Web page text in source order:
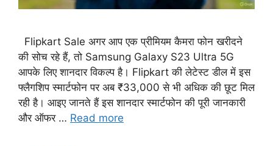
Flipkart Sale अगर आप एक प्रीमियम कैमरा फोन खरीदने
की सोच रहे हैं, तो Samsung Galaxy S23 Ultra 5G
आपके लिए शानदार विकल्प है। Flipkart की लेटेस्ट डील में इस
फ्लैगशिप स्मार्टफोन पर अब ₹33,000 से भी अधिक की छूट मिल
रही है। आइए जानते हैं इस शानदार स्मार्टफोन की पूरी जानकारी
और ऑफर … Read more